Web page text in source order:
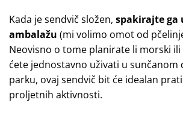
Kada je sendvič složen, spakirajte ga
ambalažu (mi volimo omot od
Neovisno o tome planirate li morski
ćete jednostavno uživati u sunčanom
parku, ovaj sendvič bit će idealan
proljetnih aktivnosti.